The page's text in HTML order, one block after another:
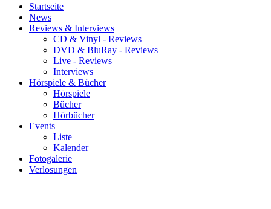
Startseite
News
Reviews & Interviews
CD & Vinyl - Reviews
DVD & BluRay - Reviews
Live - Reviews
Interviews
Hörspiele & Bücher
Hörspiele
Bücher
Hörbücher
Events
Liste
Kalender
Fotogalerie
Verlosungen